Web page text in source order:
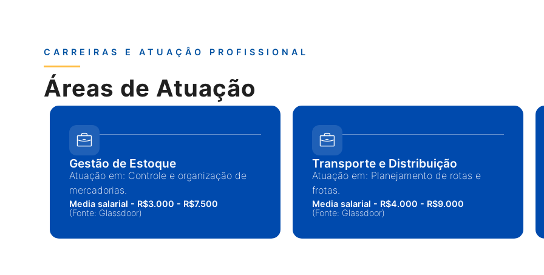
CARREIRAS E ATUAÇÂO PROFISSIONAL
Áreas de Atuação
Gestão de Estoque
Atuação em: Controle e organização de
mercadorias.
Media salarial - R$3.000 - R$7.500
(Fonte: Glassdoor)
Transporte e Distribuição
Atuação em: Planejamento de rotas e
frotas.
Media salarial - R$4.000 - R$9.000
(Fonte: Glassdoor)